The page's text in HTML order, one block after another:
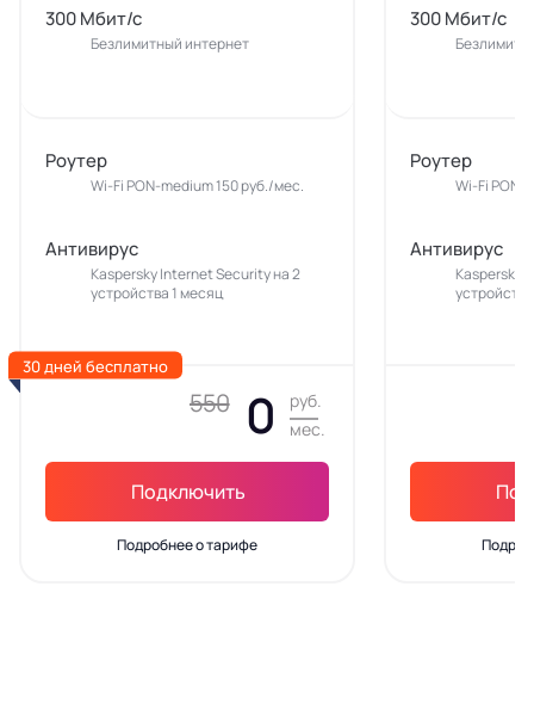
300 Мбит/с
Безлимитный интернет
Роутер
Wi-Fi PON-medium 150 руб./мес.
Антивирус
Kaspersky Internet Security на 2
устройства 1 месяц
550 0
руб.
мес.
Подключить
Подробнее о тарифе
30 дней бесплатно
300 Мбит/с
Роутер
Wi-Fi PON-
Антивирус
Kaspersky